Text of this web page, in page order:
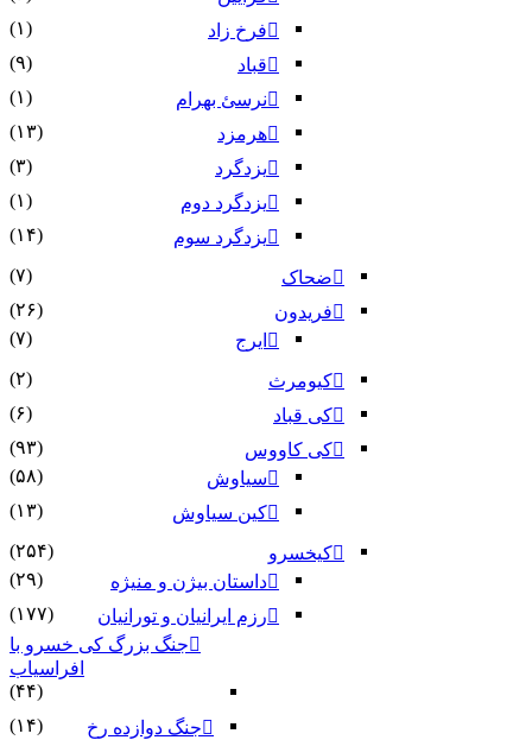
فرخ زاد
(۱)
قباد
(۹)
نرسئ بهرام‏
(۱)
هرمزد
(۱۳)
یزدگرد
(۳)
یزدگرد دوم
(۱)
یزدگرد سوم
(۱۴)
ضحاک
(۷)
فریدون
(۲۶)
ایرج
(۷)
کیومرث
(۲)
کی قباد
(۶)
کی کاووس
(۹۳)
سیاوش
(۵۸)
کین سیاوش
(۱۳)
کیخسرو
(۲۵۴)
داستان بیژن و منیژه
(۲۹)
رزم ایرانیان و تورانیان
(۱۷۷)
جنگ بزرگ کی خسرو با
افراسیاب
(۴۴)
جنگ دوازده رخ
(۱۴)